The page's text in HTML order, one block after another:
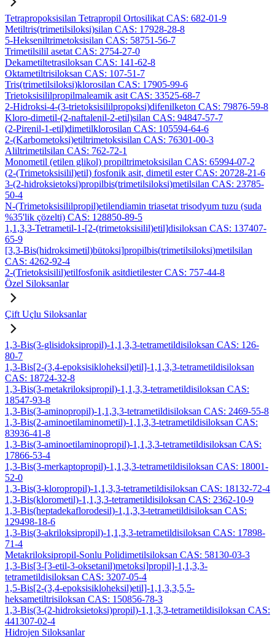
Tetrapropoksisilan Tetrapropil Ortosilikat CAS: 682-01-9
Metiltris(trimetilsiloksi)silan CAS: 17928-28-8
5-Hekseniltrimetoksisilan CAS: 58751-56-7
Trimetilsilil asetat CAS: 2754-27-0
Dekametiltetrasiloksan CAS: 141-62-8
Oktametiltrisiloksan CAS: 107-51-7
Tris(trimetilsiloksi)klorosilan CAS: 17905-99-6
Trietoksisililpropilmaleamik asit CAS: 33525-68-7
2-Hidroksi-4-(3-trietoksisililpropoksi)difenilketon CAS: 79876-59-8
Kloro-dimetil-(2-naftalenil-2-etil)silan CAS: 94847-57-7
(2-Pirenil-1-etil)dimetilklorosilan CAS: 105594-64-6
2-(Karbometoksi)etiltrimetoksisilan CAS: 76301-00-3
Aliltrimetilsilan CAS: 762-72-1
Monometil (etilen glikol) propiltrimetoksisilan CAS: 65994-07-2
(2-(Trimetoksisilil)etil) fosfonik asit, dimetil ester CAS: 20728-21-6
3-(2-hidroksietoksi)propilbis(trimetilsiloksi)metilsilan CAS: 23785-
50-4
N-(Trimetoksisililpropil)etilendiamin triasetat trisodyum tuzu (suda
%35'lik çözelti) CAS: 128850-89-5
1,1,3,3-Tetrametil-1-[2-(trimetoksisilil)etil]disiloksan CAS: 137407-
65-9
[3,3-Bis(hidroksimetil)bütoksi]propilbis(trimetilsiloksi)metilsilan
CAS: 4262-92-4
2-(Trietoksisilil)etilfosfonik asitdietilester CAS: 757-44-8
Özel Siloksanlar
Çift Uçlu Siloksanlar
1,3-Bis(3-glisidoksipropil)-1,1,3,3-tetrametildisiloksan CAS: 126-
80-7
1,3-Bis[2-(3,4-epoksisikloheksil)etil]-1,1,3,3-tetrametildisiloksan
CAS: 18724-32-8
1,3-Bis(3-metakriloksipropil)-1,1,3,3-tetrametildisiloksan CAS:
18547-93-8
1,3-Bis(3-aminopropil)-1,1,3,3-tetrametildisiloksan CAS: 2469-55-8
1,3-Bis(2-aminoetilaminometil)-1,1,3,3-tetrametildisiloksan CAS:
83936-41-8
1,3-Bis(3-aminoetilaminopropil)-1,1,3,3-tetrametildisiloksan CAS:
17866-53-4
1,3-Bis(3-merkaptopropil)-1,1,3,3-tetrametildisiloksan CAS: 18001-
52-0
1,3-Bis(3-kloropropil)-1,1,3,3-tetrametildisiloksan CAS: 18132-72-4
1,3-Bis(klorometil)-1,1,3,3-tetrametildisiloksan CAS: 2362-10-9
1,3-Bis(heptadekaflorodesil)-1,1,3,3-tetrametildisiloksan CAS:
129498-18-6
1,3-Bis(3-akriloksipropil)-1,1,3,3-tetrametildisiloksan CAS: 17898-
71-4
Metakriloksipropil-Sonlu Polidimetilsiloksan CAS: 58130-03-3
1,3-Bis[3-[3-etil-3-oksetanil)metoksi]propil]-1,1,3,3-
tetrametildisiloksan CAS: 3207-05-4
1,5-Bis[2-(3,4-epoksisikloheksil)etil]-1,1,3,3,5,5-
heksametiltrisiloksan CAS: 150856-78-3
1,3-Bis(3-(2-hidroksietoksi)propil)-1,1,3,3-tetrametildisiloksan CAS:
441307-02-4
Hidrojen Siloksanlar